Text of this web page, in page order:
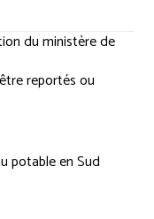
du ministère de
reportés ou
potable en Sud